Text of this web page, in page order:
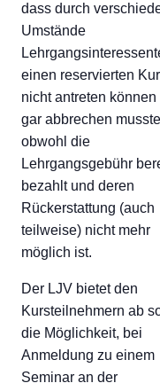
dass durch
Umstände
einen reservierten
nicht antreten können
gar abbrechen
obwohl die
Lehrgangsgebühr
bezahlt und deren
Rückerstattung (auch
teilweise) nicht mehr
möglich ist.
Der LJV bietet den
Kursteilnehmern ab
die Möglichkeit, bei
Anmeldung zu einem
Seminar an der